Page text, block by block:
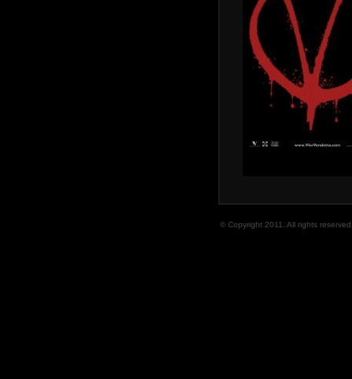
© Copyright 2011. All rights